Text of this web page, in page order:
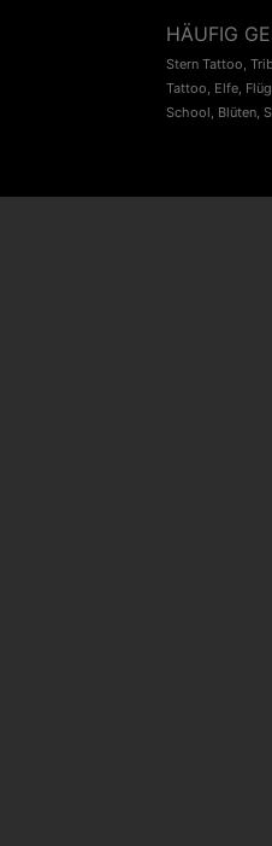
HÄUFIG
Stern Tattoo,
Tattoo, Elfe,
School, Blüten,